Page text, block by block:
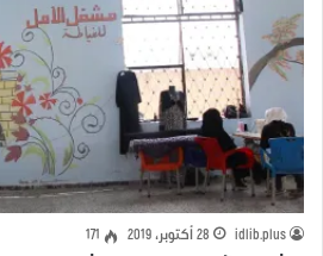
idlib.plus 28 أكتوبر، 2019 171